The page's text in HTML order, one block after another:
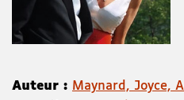
Auteur : Maynard, Joyce,